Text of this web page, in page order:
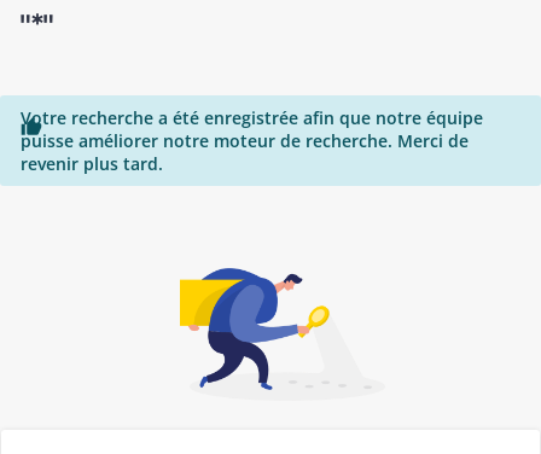
"*"

Votre recherche a été enregistrée afin que notre équipe
puisse améliorer notre moteur de recherche. Merci de
revenir plus tard.